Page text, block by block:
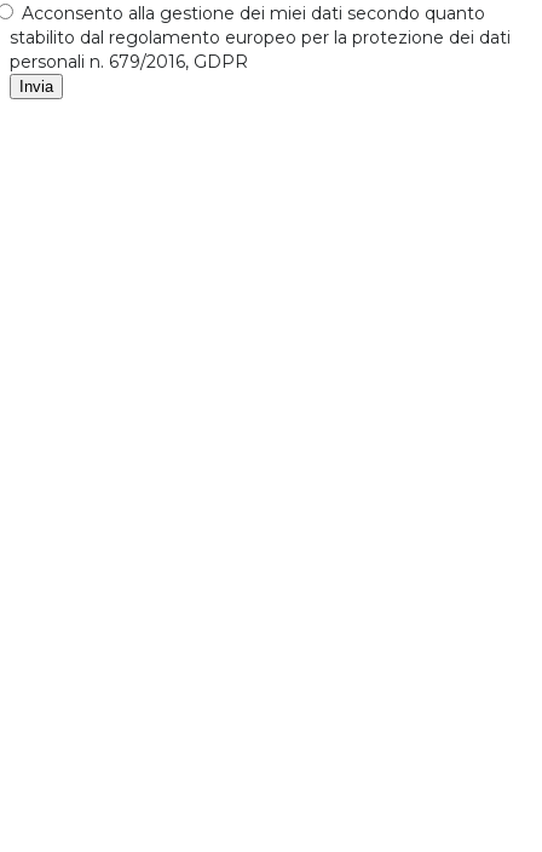
Acconsento alla gestione dei miei dati secondo quanto
stabilito dal regolamento europeo per la protezione dei dati
personali n. 679/2016, GDPR
Invia